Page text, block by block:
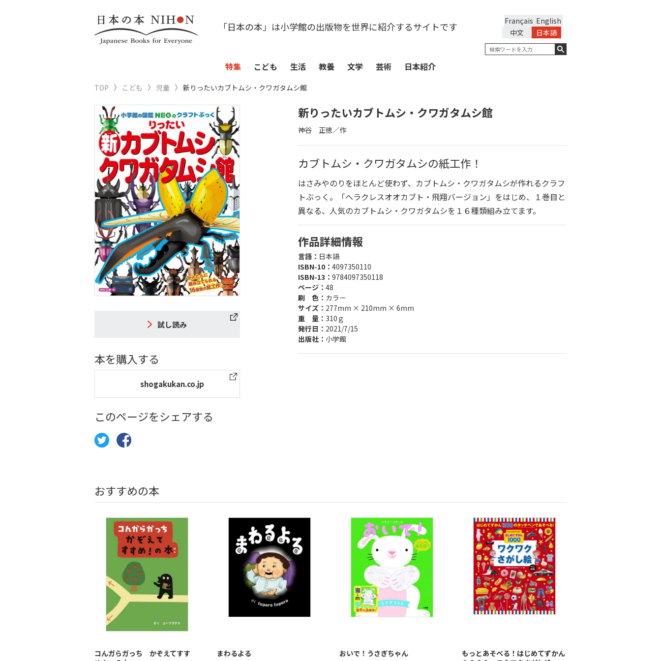
「日本の本」は小学館の出版物を世界に紹介するサイトです English
Français
日本語
中文
特集 こども 生活 教養 文学 芸術 日本紹介
TOP こども 児童 新りったいカブトムシ・クワガタムシ館
新りったいカブトムシ・クワガタムシ館
神谷 正徳／作
カブトムシ・クワガタムシの紙工作！
はさみやのりをほとんど使わず、カブトムシ・クワガタムシが作れるクラフ
トぶっく。「ヘラクレスオオカブト・飛翔バージョン」をはじめ、１巻目と
異なる、人気のカブトムシ・クワガタムシを１６種類組み立てます。
作品詳細情報
言語： 日本語
ISBN-10： 4097350110
ISBN-13： 9784097350118
ページ： 48
刷 色： カラー
サイズ： 277mm × 210mm × 6mm
重 量： 310ｇ
発行日： 2021/7/15
出版社： 小学館
試し読み
本を購入する
shogakukan.co.jp
このページをシェアする
おすすめの本
コんガらガっち かぞえてすす
まわるよる おいで！うさぎちゃん
もっとあそべる！はじめてずかん